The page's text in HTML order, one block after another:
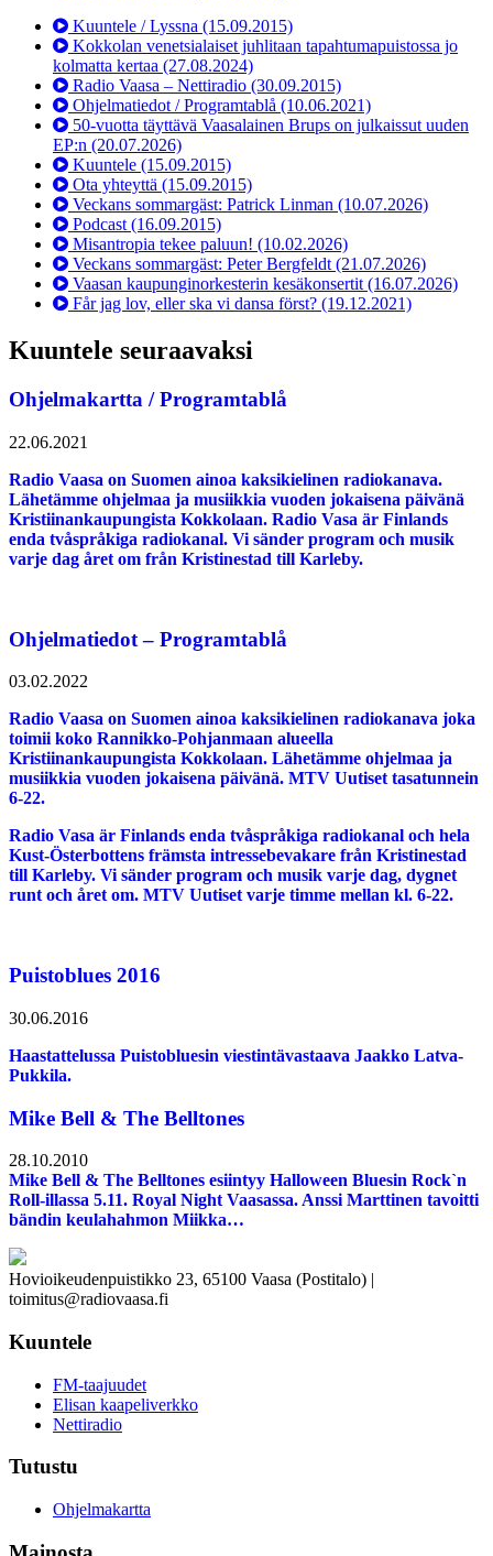
Kuuntele / Lyssna (15.09.2015)
Kokkolan venetsialaiset juhlitaan tapahtumapuistossa jo
kolmatta kertaa (27.08.2024)
Radio Vaasa – Nettiradio (30.09.2015)
Ohjelmatiedot / Programtablå (10.06.2021)
50-vuotta täyttävä Vaasalainen Brups on julkaissut uuden
EP:n (20.07.2026)
Kuuntele (15.09.2015)
Ota yhteyttä (15.09.2015)
Veckans sommargäst: Patrick Linman (10.07.2026)
Podcast (16.09.2015)
Misantropia tekee paluun! (10.02.2026)
Veckans sommargäst: Peter Bergfeldt (21.07.2026)
Vaasan kaupunginorkesterin kesäkonsertit (16.07.2026)
Får jag lov, eller ska vi dansa först? (19.12.2021)
Kuuntele seuraavaksi
Ohjelmakartta / Programtablå
22.06.2021
Radio Vaasa on Suomen ainoa kaksikielinen radiokanava.
Lähetämme ohjelmaa ja musiikkia vuoden jokaisena päivänä
Kristiinankaupungista Kokkolaan. Radio Vasa är Finlands
enda tvåspråkiga radiokanal. Vi sänder program och musik
varje dag året om från Kristinestad till Karleby.
Ohjelmatiedot – Programtablå
03.02.2022
Radio Vaasa on Suomen ainoa kaksikielinen radiokanava joka
toimii koko Rannikko-Pohjanmaan alueella
Kristiinankaupungista Kokkolaan. Lähetämme ohjelmaa ja
musiikkia vuoden jokaisena päivänä. MTV Uutiset tasatunnein
6-22.
Radio Vasa är Finlands enda tvåspråkiga radiokanal och hela
Kust-Österbottens främsta intressebevakare från Kristinestad
till Karleby. Vi sänder program och musik varje dag, dygnet
runt och året om. MTV Uutiset varje timme mellan kl. 6-22.
Puistoblues 2016
30.06.2016
Haastattelussa Puistobluesin viestintävastaava Jaakko Latva-
Pukkila.
Mike Bell & The Belltones
28.10.2010
Mike Bell & The Belltones esiintyy Halloween Bluesin Rock`n
Roll-illassa 5.11. Royal Night Vaasassa. Anssi Marttinen tavoitti
bändin keulahahmon Miikka…
Hovioikeudenpuistikko 23, 65100 Vaasa (Postitalo) |
toimitus@radiovaasa.fi
Kuuntele
FM-taajuudet
Elisan kaapeliverkko
Nettiradio
Tutustu
Ohjelmakartta